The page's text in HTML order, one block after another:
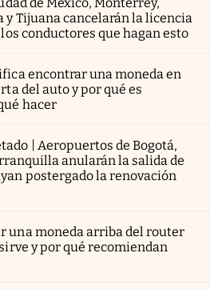
y Tijuana cancelarán la licencia
conductores que hagan esto
encontrar una moneda en
del auto y por qué es
hacer
| Aeropuertos de Bogotá,
anularán la salida de
postergado la renovación
una moneda arriba del router
y por qué recomiendan